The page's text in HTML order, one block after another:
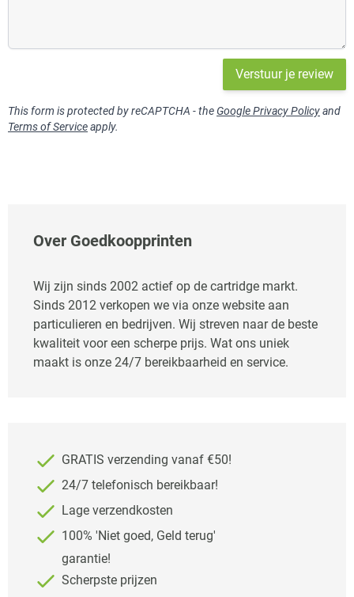
Verstuur je review
This form is protected by reCAPTCHA - the Google Privacy Policyand
Terms of Serviceapply.
Over Goedkoopprinten
Wij zijn sinds 2002 actief op de cartridge markt.
Sinds 2012 verkopen we via onze website aan
particulieren en bedrijven. Wij streven naar de beste
kwaliteit voor een scherpe prijs. Wat ons uniek
maakt is onze 24/7 bereikbaarheid en service.
GRATIS verzending vanaf €50!
24/7 telefonisch bereikbaar!
Lage verzendkosten
100% 'Niet goed, Geld terug'
garantie!
Scherpste prijzen